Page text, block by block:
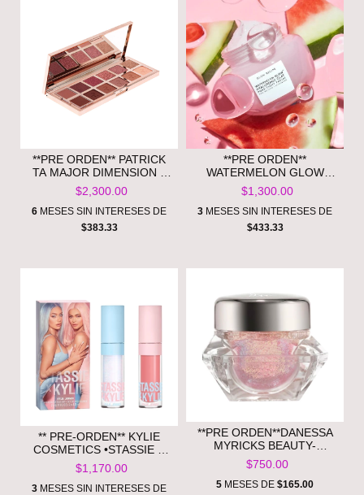
**PRE ORDEN** PATRICK
TA MAJOR DIMENSION II
ROSE EYESHADOW
PALETTE
$2,300.00
6 MESES SIN INTERESES DE
$383.33
**PRE ORDEN**
WATERMELON GLOW
HYALURONIC CLAY PORE-
TIGHT -GLOW RECIPE
$1,300.00
3 MESES SIN INTERESES DE
$433.33
** PRE-ORDEN** KYLIE
COSMETICS •STASSIE X
KYLIE HIGH GLOSS DUO
$1,170.00
3 MESES SIN INTERESES DE
**PRE ORDEN**DANESSA
MYRICKS BEAUTY-
INFINITE CHROME FLAKES
MULTICHROME GEL FOR
EYE & FACE
$750.00
5 MESES DE $165.00